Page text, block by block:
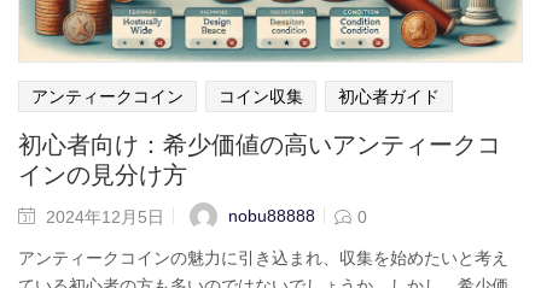
アンティークコイン コイン収集 初心者ガイド
初心者向け：希少価値の高いアンティークコ
インの見分け方
2024年12月5日 nobu88888 0
アンティークコインの魅力に引き込まれ、収集を始めたいと考え